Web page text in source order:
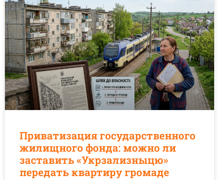
Приватизация государственного
жилищного фонда: можно ли
заставить «Укрзализныцю»
передать квартиру громаде